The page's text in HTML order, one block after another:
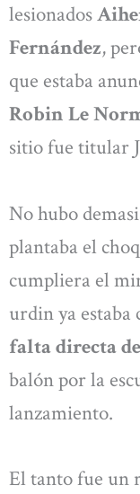
lesionados
Fernández,
que estaba
Robin Le
sitio fue titular
No hubo
plantaba el
cumpliera el
urdin ya estaba
falta directa
balón por la
lanzamiento.
El tanto fue un